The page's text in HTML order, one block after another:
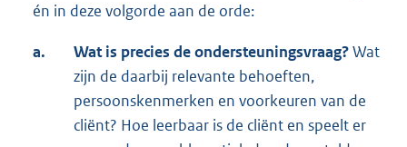
én in deze volgorde aan de orde:
a. Wat is precies de ondersteuningsvraag?Wat
zijn de daarbij relevante behoeften,
persoonskenmerken en voorkeuren van de
cliënt? Hoe leerbaar is de cliënt en speelt er